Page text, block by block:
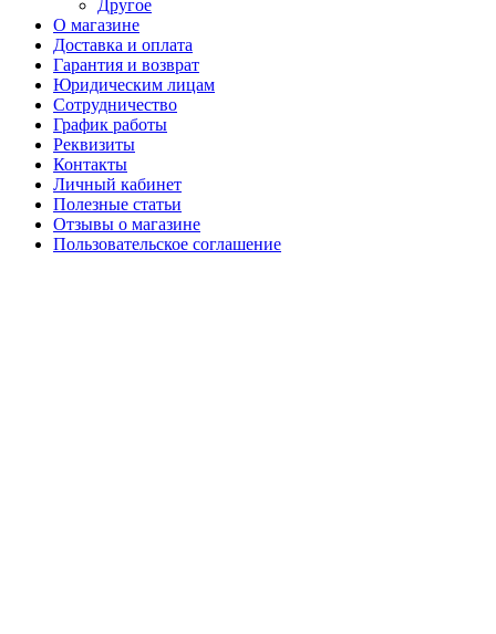
Другое
О магазине
Доставка и оплата
Гарантия и возврат
Юридическим лицам
Сотрудничество
График работы
Реквизиты
Контакты
Личный кабинет
Полезные статьи
Отзывы о магазине
Пользовательское соглашение